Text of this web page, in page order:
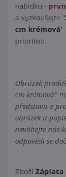
nabídku -
a vyzkoušejte "
cm krémová"
prioritou.
Obrázek
cm krémová"
představu o
obrázek a
neváhejte nás
odpovědi se
Zboží Záplata